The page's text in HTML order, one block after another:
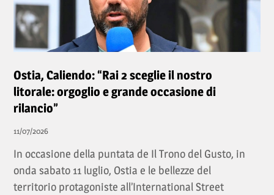
Ostia, Caliendo: “Rai 2 sceglie il nostro
litorale: orgoglio e grande occasione di
rilancio”
11/07/2026
In occasione della puntata de Il Trono del Gusto, in
onda sabato 11 luglio, Ostia e le bellezze del
territorio protagoniste all’International Street